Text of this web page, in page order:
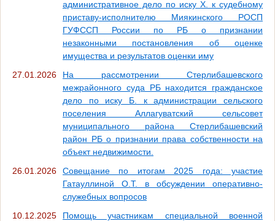
административное дело по иску Х. к судебному
приставу-исполнителю Миякинского РОСП
ГУФССП России по РБ о признании
незаконными постановления об оценке
имущества и результатов оценки иму
27.01.2026
На рассмотрении Стерлибашевского
межрайонного суда РБ находится гражданское
дело по иску Б. к администрации сельского
поселения Аллагуватский сельсовет
муниципального района Стерлибашевский
район РБ о признании права собственности на
объект недвижимости.
26.01.2026
Совещание по итогам 2025 года: участие
Гатауллиной О.Т. в обсуждении оперативно-
служебных вопросов
10.12.2025
Помощь участникам специальной военной